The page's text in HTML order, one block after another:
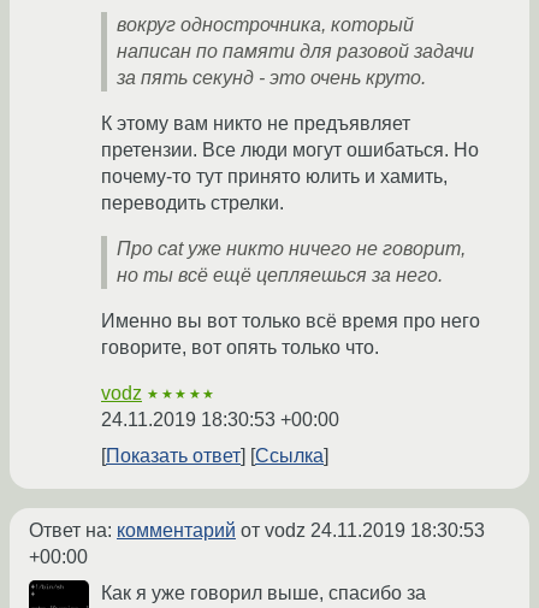
вокруг однострочника, который
написан по памяти для разовой задачи
за пять секунд - это очень круто.
К этому вам никто не предъявляет
претензии. Все люди могут ошибаться. Но
почему-то тут принято юлить и хамить,
переводить стрелки.
Про cat уже никто ничего не говорит,
но ты всё ещё цепляешься за него.
Именно вы вот только всё время про него
говорите, вот опять только что.
vodz ★★★★★
24.11.2019 18:30:53 +00:00
Показать ответ
Ссылка
Ответ на: комментарий от vodz 24.11.2019 18:30:53
+00:00
Как я уже говорил выше, спасибо за